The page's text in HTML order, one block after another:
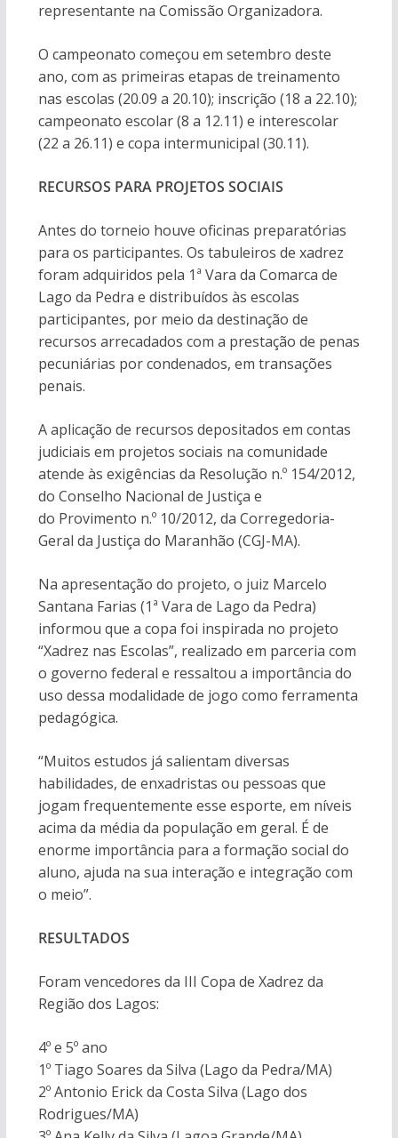
representante na Comissão Organizadora.
O campeonato começou em setembro deste
ano, com as primeiras etapas de treinamento
nas escolas (20.09 a 20.10); inscrição (18 a 22.10);
campeonato escolar (8 a 12.11) e interescolar
(22 a 26.11) e copa intermunicipal (30.11).
RECURSOS PARA PROJETOS SOCIAIS
Antes do torneio houve oficinas preparatórias
para os participantes. Os tabuleiros de xadrez
foram adquiridos pela 1ª Vara da Comarca de
Lago da Pedra e distribuídos às escolas
participantes, por meio da destinação de
recursos arrecadados com a prestação de penas
pecuniárias por condenados, em transações
penais.
A aplicação de recursos depositados em contas
judiciais em projetos sociais na comunidade
atende às exigências da Resolução n.º 154/2012,
do Conselho Nacional de Justiça e
do Provimento n.º 10/2012, da Corregedoria-
Geral da Justiça do Maranhão (CGJ-MA).
Na apresentação do projeto, o juiz Marcelo
Santana Farias (1ª Vara de Lago da Pedra)
informou que a copa foi inspirada no projeto
“Xadrez nas Escolas”, realizado em parceria com
o governo federal e ressaltou a importância do
uso dessa modalidade de jogo como ferramenta
pedagógica.
“Muitos estudos já salientam diversas
habilidades, de enxadristas ou pessoas que
jogam frequentemente esse esporte, em níveis
acima da média da população em geral. É de
enorme importância para a formação social do
aluno, ajuda na sua interação e integração com
o meio”.
RESULTADOS
Foram vencedores da III Copa de Xadrez da
Região dos Lagos:
4º e 5º ano
1º Tiago Soares da Silva (Lago da Pedra/MA)
2º Antonio Erick da Costa Silva (Lago dos
Rodrigues/MA)